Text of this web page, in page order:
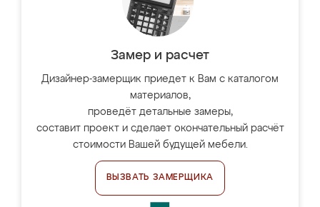
Замер и расчет
Дизайнер-замерщик приедет к Вам с каталогом
материалов,
проведёт детальные замеры,
составит проект и сделает окончательный расчёт
стоимости Вашей будущей мебели.
ВЫЗВАТЬ ЗАМЕРЩИКА